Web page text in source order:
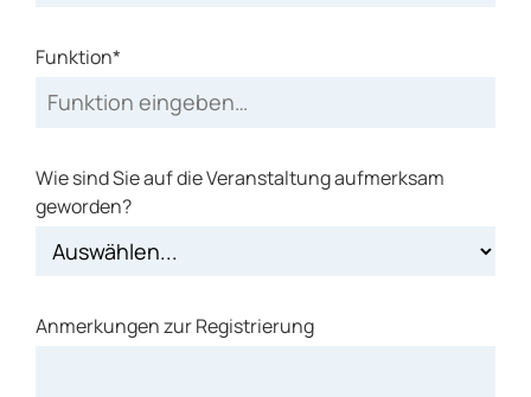
Funktion*
Wie sind Sie auf die Veranstaltung aufmerksam
geworden?
Anmerkungen zur Registrierung